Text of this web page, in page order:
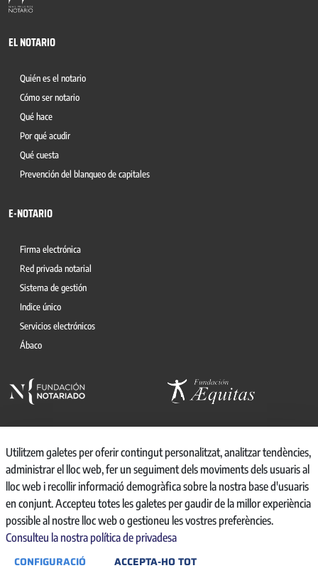
EL NOTARIO
Quién es el notario
Cómo ser notario
Qué hace
Por qué acudir
Qué cuesta
Prevención del blanqueo de capitales
E-NOTARIO
Firma electrónica
Red privada notarial
Sistema de gestión
Indice único
Servicios electrónicos
Ábaco
© 2026, CONSEJO GENERAL DEL NOTARIO
CANAL INTERNO DE INFORMACIÓN
REGISTRO DE ACTIVIDADES DE TRATAMIENTO
AVISO LEGAL
Utilitzem galetes per oferir contingut personalitzat, analitzar tendències,
administrar el lloc web, fer un seguiment dels moviments dels usuaris al
lloc web i recollir informació demogràfica sobre la nostra base d'usuaris
en conjunt. Accepteu totes les galetes per gaudir de la millor experiència
possible al nostre lloc web o gestioneu les vostres preferències.
Consulteu la nostra política de privadesa
CONFIGURACIÓ ACCEPTA-HO TOT